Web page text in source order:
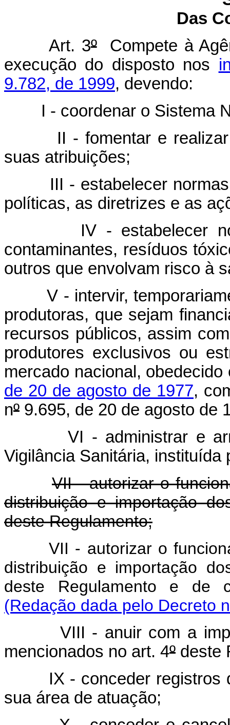
Das
Art. 3ºCompete à
execução do disposto nos
9.782, de 1999, devendo:
I - coordenar o Sistema
II - fomentar e realizar
suas atribuições;
III - estabelecer normas,
políticas, as diretrizes e as
IV - estabelecer
contaminantes, resíduos
outros que envolvam risco à
V - intervir,
produtoras, que sejam
recursos públicos, assim
produtores exclusivos ou
mercado nacional,
de 20 de agosto de 1977,
nº 9.695, de 20 de agosto de
VI - administrar e
Vigilância Sanitária, instituída
VII - autorizar o
distribuição e importação
deste Regulamento;
VII - autorizar o
distribuição e importação
deste Regulamento e de
(Redação dada pelo Decreto
VIII - anuir com a
mencionados no art. 4º deste
IX - conceder registros
sua área de atuação;